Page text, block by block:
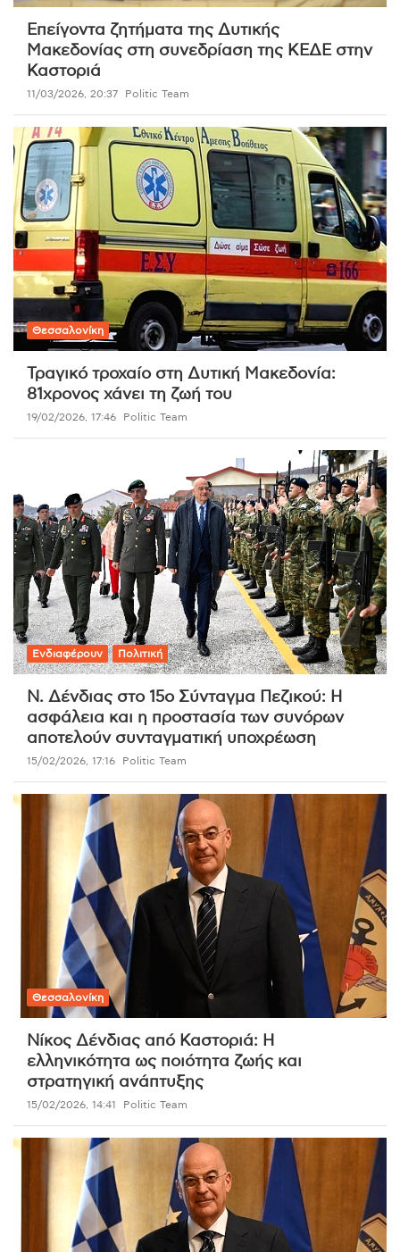
Επείγοντα ζητήματα της Δυτικής
Μακεδονίας στη συνεδρίαση της ΚΕΔΕ στην
Καστοριά
11/03/2026, 20:37 Politic Team
Θεσσαλονίκη
Τραγικό τροχαίο στη Δυτική Μακεδονία:
81χρονος χάνει τη ζωή του
19/02/2026, 17:46 Politic Team
Ενδιαφέρουν Πολιτική
Ν. Δένδιας στο 15ο Σύνταγμα Πεζικού: Η
ασφάλεια και η προστασία των συνόρων
αποτελούν συνταγματική υποχρέωση
15/02/2026, 17:16 Politic Team
Θεσσαλονίκη
Νίκος Δένδιας από Καστοριά: Η
ελληνικότητα ως ποιότητα ζωής και
στρατηγική ανάπτυξης
15/02/2026, 14:41 Politic Team